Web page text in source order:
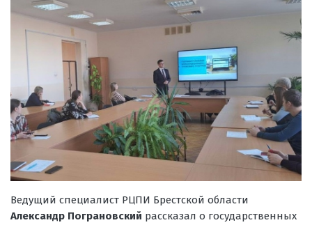
Ведущий специалист РЦПИ Брестской области
Александр Пограновский рассказал о государственных